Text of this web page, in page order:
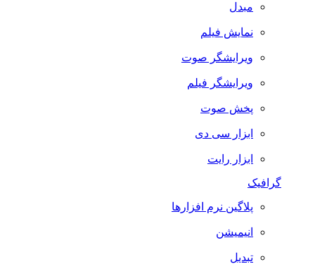
مبدل
نمایش فیلم
ویرایشگر صوت
ویرایشگر فیلم
پخش صوت
ابزار سی دی
ابزار رایت
گرافیک
پلاگین نرم افزارها
انیمیشن
تبدیل